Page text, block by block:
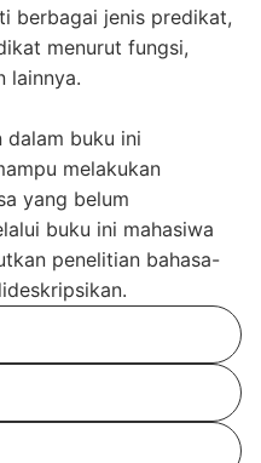
berbagai jenis predikat,
menurut fungsi,
lainnya.
dalam buku ini
melakukan
yang belum
buku ini mahasiwa
penelitian bahasa-